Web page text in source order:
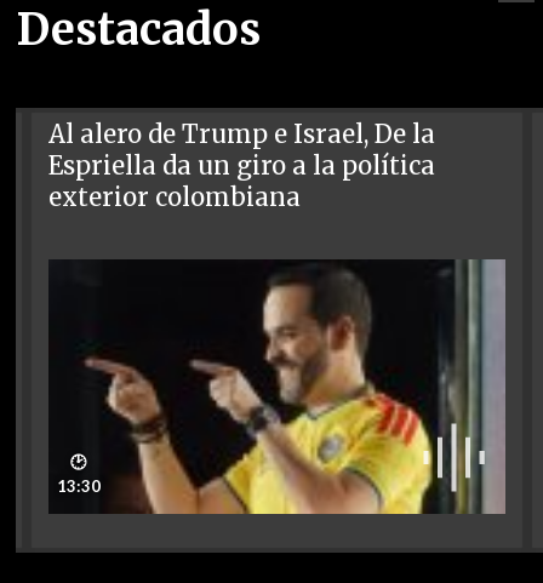
Destacados
Al alero de Trump e Israel, De la
Espriella da un giro a la política
exterior colombiana
🕑
13:30